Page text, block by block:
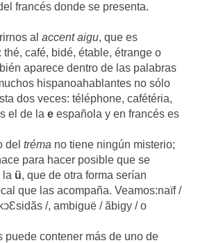
francés donde se presenta.
al accent aigu, que es
: thé, café, bidé, étable, étrange o
aparece dentro de las palabras
hispanoahablantes no sólo
dos veces: téléphone, cafétéria,
el de la e española y en francés es
del tréma no tiene ningún misterio;
para hacer posible que se
la ü, que de otra forma serían
que las acompaña. Veamos:naïf /
kͻԐsidãs /, ambiguë /ãbigy /o
puede contener más de uno de